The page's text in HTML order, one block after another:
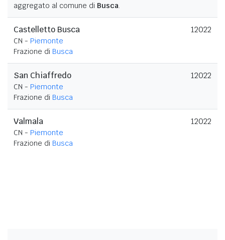
aggregato al comune di Busca.
Castelletto Busca
CN - Piemonte
Frazione di Busca
12022
San Chiaffredo
CN - Piemonte
Frazione di Busca
12022
Valmala
CN - Piemonte
Frazione di Busca
12022